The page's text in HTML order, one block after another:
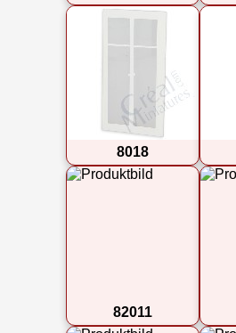
8018
82011